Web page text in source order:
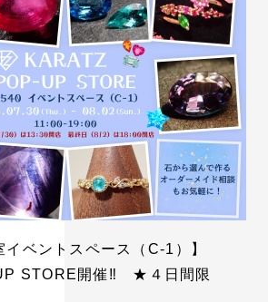
イベントスペース（C-1）】
STORE開催‼ ★４日間限